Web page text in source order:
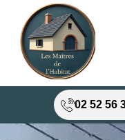
02 52 56